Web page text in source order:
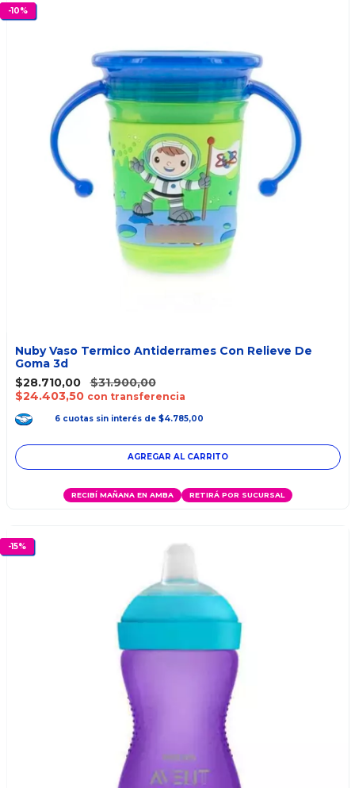
-10%
Nuby Vaso Termico Antiderrames Con Relieve De
Goma 3d
$28.710,00
$31.900,00
$24.403,50 con transferencia
6 cuotas sin interés de $4.785,00
RECIBÍ MAÑANA EN AMBA RETIRÁ POR SUCURSAL
-15%